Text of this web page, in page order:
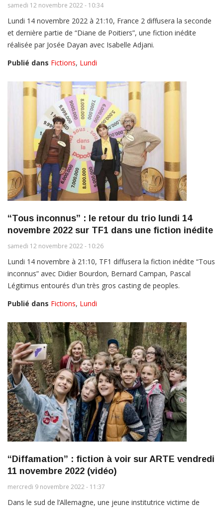
samedi 12 novembre 2022 - 10:34
Lundi 14 novembre 2022 à 21:10, France 2 diffusera la seconde
et dernière partie de “Diane de Poitiers”, une fiction inédite
réalisée par Josée Dayan avec Isabelle Adjani.
Publié dans Fictions, Lundi
“Tous inconnus” : le retour du trio lundi 14
novembre 2022 sur TF1 dans une fiction inédite
samedi 12 novembre 2022 - 10:26
Lundi 14 novembre à 21:10, TF1 diffusera la fiction inédite “Tous
inconnus” avec Didier Bourdon, Bernard Campan, Pascal
Légitimus entourés d'un très gros casting de peoples.
Publié dans Fictions, Lundi
“Diffamation” : fiction à voir sur ARTE vendredi
11 novembre 2022 (vidéo)
mercredi 9 novembre 2022 - 11:37
Dans le sud de l’Allemagne, une jeune institutrice victime de